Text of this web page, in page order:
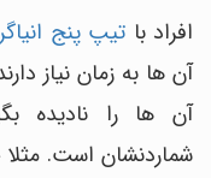
افراد با تیپ پنج
آن ها به زمان نیاز
آن ها را نادیده
شماردنشان است.